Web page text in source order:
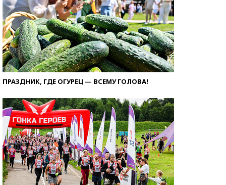
ПРАЗДНИК, ГДЕ ОГУРЕЦ — ВСЕМУ ГОЛОВА!